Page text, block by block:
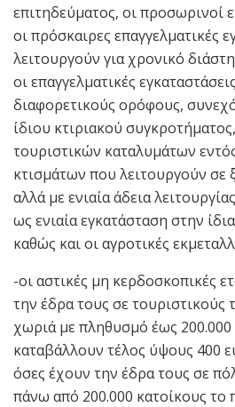
επιτηδεύματος, οι προσωρινοί
οι πρόσκαιρες επαγγελματικές
λειτουργούν για χρονικό
οι επαγγελματικές
διαφορετικούς ορόφους,
ίδιου κτιριακού
τουριστικών καταλυμάτων
κτισμάτων που λειτουργούν σε
αλλά με ενιαία άδεια
ως ενιαία εγκατάσταση στην
καθώς και οι αγροτικές
-οι αστικές μη κερδοσκοπικές
την έδρα τους σε τουριστικούς
χωριά με πληθυσμό έως 200.000
καταβάλλουν τέλος ύψους 400
όσες έχουν την έδρα τους σε
πάνω από 200.000 κατοίκους το